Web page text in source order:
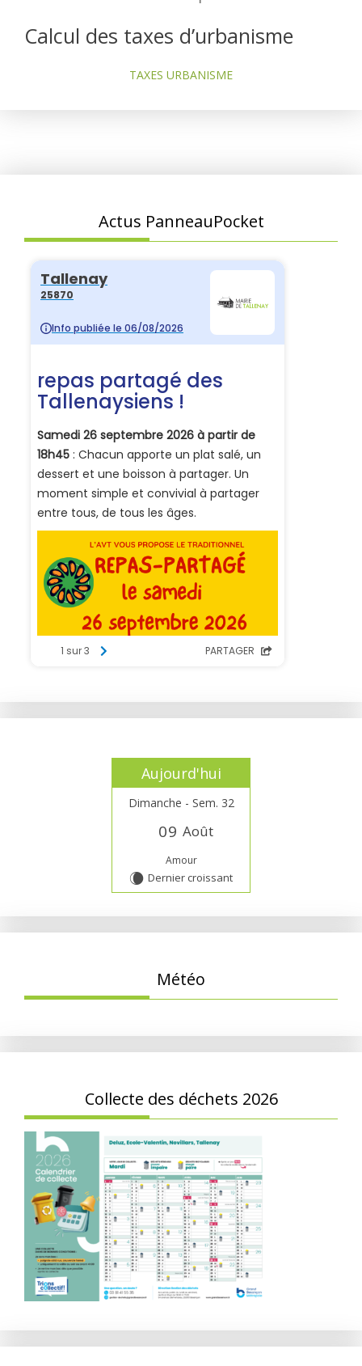
Calcul des taxes d’urbanisme
TAXES URBANISME
Actus PanneauPocket
Aujourd'hui
Dimanche - Sem. 32
09 Août
Amour
W Dernier croissant
Météo
Collecte des déchets 2026